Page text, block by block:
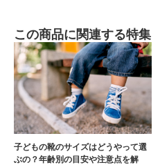
この商品に関連する特集
子どもの靴のサイズはどうやって選
ぶの？年齢別の目安や注意点を解